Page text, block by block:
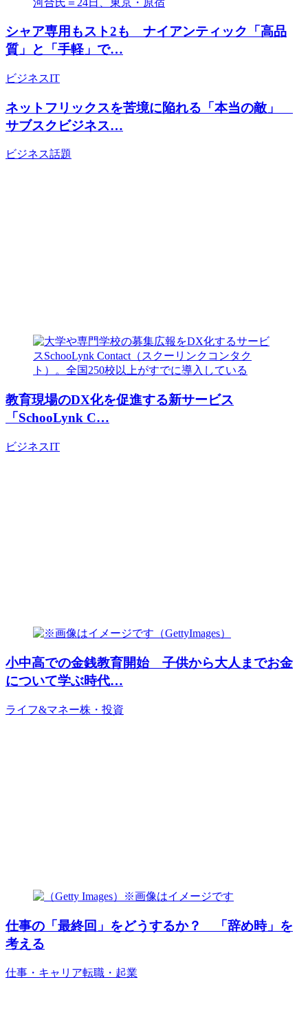
シャア専用もスト2も ナイアンティック「高品
質」と「手軽」で…
ビジネスIT
ネットフリックスを苦境に陥れる「本当の敵」
サブスクビジネス…
ビジネス話題
教育現場のDX化を促進する新サービス
「SchooLynk C…
ビジネスIT
小中高での金銭教育開始 子供から大人までお金
について学ぶ時代…
ライフ&マネー株・投資
仕事の「最終回」をどうするか？ 「辞め時」を
考える
仕事・キャリア転職・起業